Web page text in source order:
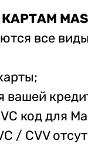
все
вашей
код для
/ CVV